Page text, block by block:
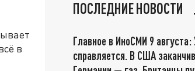
в
ПОСЛЕДНИЕ НОВОСТИ
Главное в ИноСМИ 9 августа:
справляется. В США